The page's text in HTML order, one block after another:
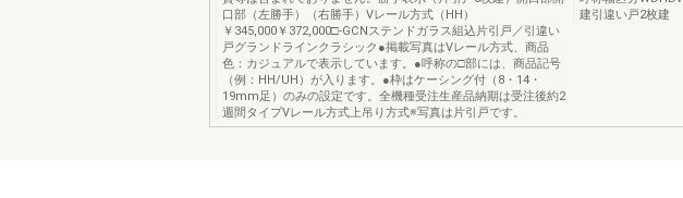
口部（左勝手）（右勝手）Vレール方式（HH）
￥345,000￥372,000□-GCNステンドガラス組込片引戸／引違い
戸グランドラインクラシック●掲載写真はVレール方式、商品
色：カジュアルで表示しています。●呼称の□部には、商品記号
（例：HH/UH）が入ります。●枠はケーシング付（8・14・
19mm足）のみの設定です。全機種受注生産品納期は受注後約2
週間タイプVレール方式上吊り方式※写真は片引戸です。
建引違い戸2枚建